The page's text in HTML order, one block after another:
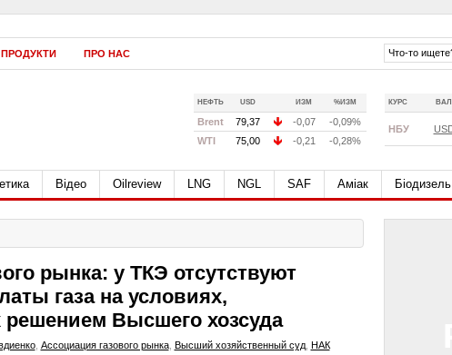
ПРОДУКТИ ПРО НАС
КУРС ВАЛ
НБУ
НЕФТЬ USD ИЗМ %ИЗМ
Brent 79,37 -0,07
-0,09%
WTI
75,00 -0,21 -0,28%
Відео Oilreview LNG NGL SAF Аміак Біодизель
рынка: у ТКЭ отсутствуют
газа на условиях,
решением Высшего хозсуда
, Ассоциация газового рынка, Высший хозяйственный суд, НАК